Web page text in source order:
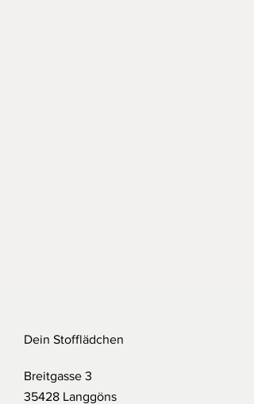
Dein Stofflädchen
Breitgasse 3
35428 Langgöns